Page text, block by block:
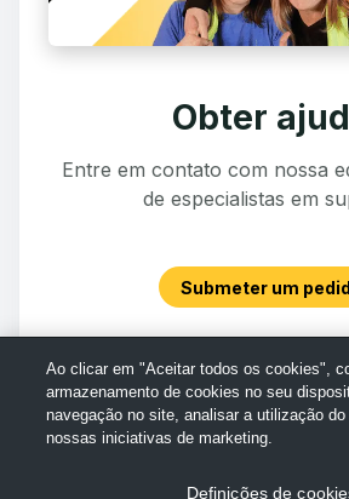
Obter
Entre em contato com nossa
de especialistas em
Submeter um
Ao clicar em "Aceitar todos os cookies",
armazenamento de cookies no seu
navegação no site, analisar a utilização
nossas iniciativas de marketing.
Definições de